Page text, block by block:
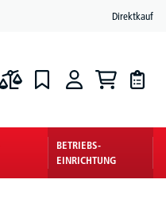
Direktkauf
BETRIEBS-
EINRICHTUNG